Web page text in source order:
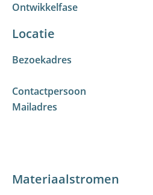
Ontwikkelfase
Locatie
Bezoekadres
Contactpersoon
Mailadres
Materiaalstromen